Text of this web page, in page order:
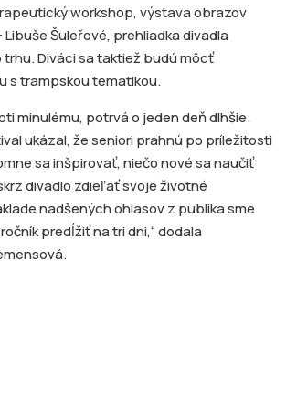
workshop, výstava obrazov
Šuleřové, prehliadka divadla
trhu. Diváci sa taktiež budú môcť
s trampskou tematikou.
minulému, potrvá o jeden deň dlhšie.
ukázal, že seniori prahnú po príležitosti
sa inšpirovať, niečo nové sa naučiť
divadlo zdieľať svoje životné
nadšených ohlasov z publika sme
predĺžiť na tri dni,“ dodala